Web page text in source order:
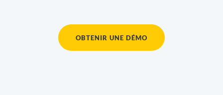
OBTENIR UNE DÉMO